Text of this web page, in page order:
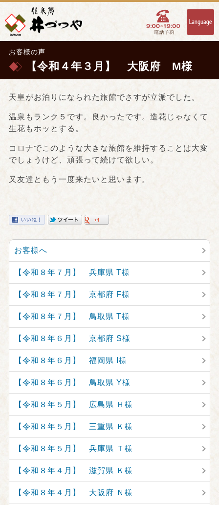
お客様の声
【令和４年３月】 大阪府 M様
天皇がお泊りになられた旅館でさすが立派でした。
温泉もランク５です。良かったです。造花じゃなくて
生花もホッとする。
コロナでこのような大きな旅館を維持することは大変
でしょうけど、頑張って続けて欲しい。
又友達ともう一度来たいと思います。
お客様へ
【令和８年７月】 兵庫県 T様
【令和８年７月】 京都府 F様
【令和８年７月】 鳥取県 T様
【令和８年６月】 京都府 S様
【令和８年６月】 福岡県 I様
【令和８年６月】 鳥取県 Y様
【令和８年５月】 広島県 Ｈ様
【令和８年５月】 三重県 Ｋ様
【令和８年５月】 兵庫県 Ｔ様
【令和８年４月】 滋賀県 Ｋ様
【令和８年４月】 大阪府 Ｎ様